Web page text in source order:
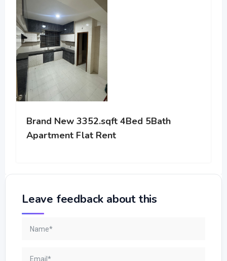
Brand New 3352.sqft 4Bed 5Bath
Apartment Flat Rent
Leave feedback about this